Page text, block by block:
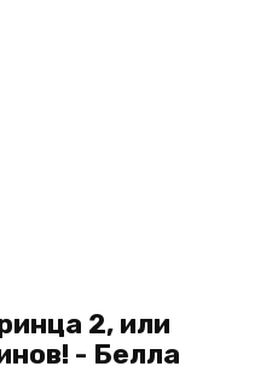
2, или
- Белла